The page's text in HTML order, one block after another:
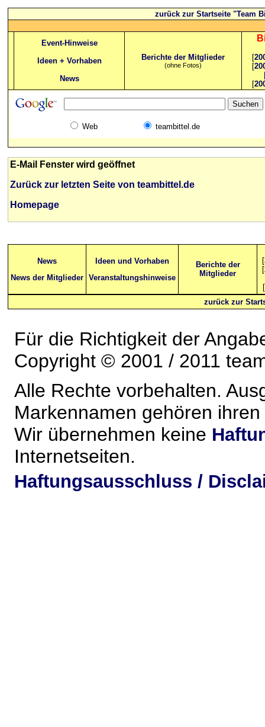
zurück zur Startseite "Team
Event-Hinweise
Ideen + Vorhaben
News
Berichte der Mitglieder
(ohne Fotos)
[
[
[
Web teambittel.de
E-Mail Fenster wird geöffnet
Zurück zur letzten Seite von teambittel.de
Homepage
News
News der Mitglieder
Ideen und Vorhaben
Veranstaltungshinweise
Berichte der
Mitglieder
[
[
[
zurück zur
Für die Richtigkeit der
Copyright © 2001 / 2011
Alle Rechte vorbehalten.
Markennamen gehören
Wir übernehmen keine
Internetseiten.
Haftungsausschluss /